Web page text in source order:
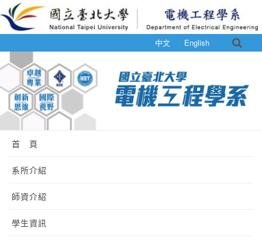
中文 English
首 頁
系所介紹
師資介紹
學生資訊